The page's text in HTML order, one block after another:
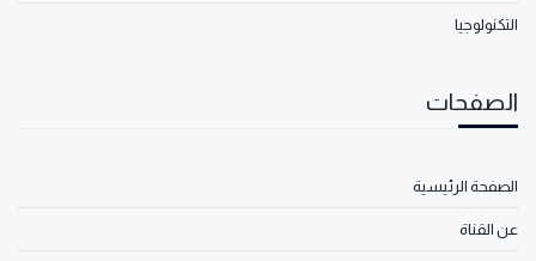
التكنولوجيا
الصفحات
الصفحة الرئيسية
عن القناة